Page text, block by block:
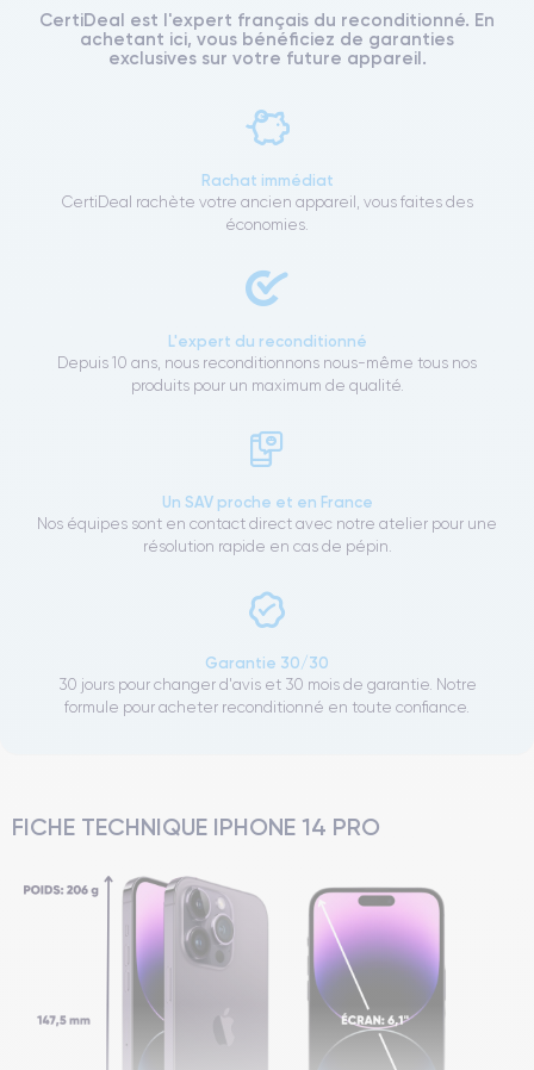
CertiDeal est l'expert français du reconditionné. En
achetant ici, vous bénéficiez de garanties
exclusives sur votre future appareil.
Rachat immédiat
CertiDeal rachète votre ancien appareil, vous faites des
économies.
L'expert du reconditionné
Depuis 10 ans, nous reconditionnons nous-même tous nos
produits pour un maximum de qualité.
Un SAV proche et en France
Nos équipes sont en contact direct avec notre atelier pour une
résolution rapide en cas de pépin.
Garantie 30/30
30 jours pour changer d'avis et 30 mois de garantie. Notre
formule pour acheter reconditionné en toute confiance.
FICHE TECHNIQUE IPHONE 14 PRO